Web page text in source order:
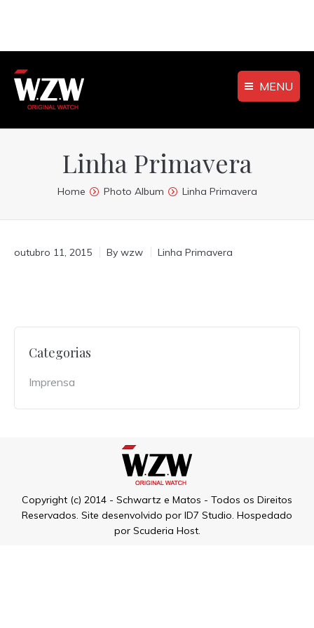
MENU
Linha Primavera
You are here:
Home Photo Album Linha Primavera
outubro 11, 2015 By wzw Linha Primavera
Categorias
Imprensa
Copyright (c) 2014 - Schwartz e Matos - Todos os Direitos
Reservados. Site desenvolvido por ID7 Studio. Hospedado
por Scuderia Host.